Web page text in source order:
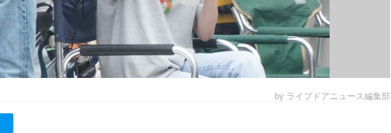
by ライブドアニュース編集部